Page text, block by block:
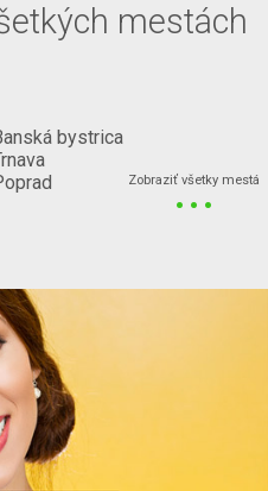
mestách
bystrica
Zobraziť všetky mestá
...